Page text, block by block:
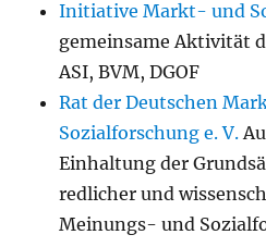
Initiative Markt- und
gemeinsame Aktivität
ASI, BVM, DGOF
Rat der Deutschen
Sozialforschung e. V.
Einhaltung der
redlicher und
Meinungs- und